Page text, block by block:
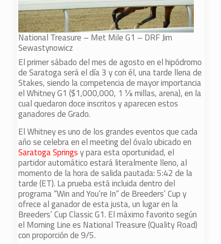
National Treasure – Met Mile G1 – DRF Jim
Sewastynowicz
El primer sábado del mes de agosto en el hipódromo
de Saratoga será el día 3 y con él, una tarde llena de
Stakes, siendo la competencia de mayor importancia
el Whitney G1 ($1,000,000, 1 ⅛ millas, arena), en la
cual quedaron doce inscritos y aparecen estos
ganadores de Grado.
El Whitney es uno de los grandes eventos que cada
año se celebra en el meeting del óvalo ubicado en
Saratoga Springsy para esta oportunidad, el
partidor automático estará literalmente lleno, al
momento de la hora de salida pautada: 5:42 de la
tarde (ET). La prueba está incluida dentro del
programa “Win and You’re In” de Breeders’ Cup y
ofrece al ganador de esta justa, un lugar en la
Breeders’ Cup Classic G1. El máximo favorito según
el Morning Line es National Treasure (Quality Road)
con proporción de 9/5.